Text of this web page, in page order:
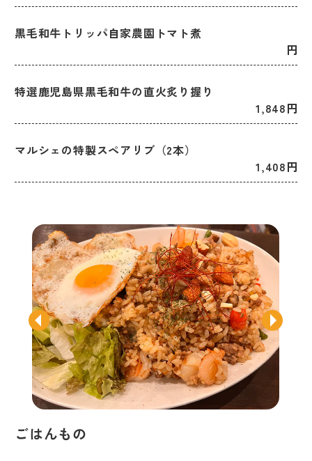
黒毛和牛トリッパ自家農園トマト煮
円
特選鹿児島県黒毛和牛の直火炙り握り
1,848円
マルシェの特製スペアリブ（2本）
1,408円
ごはんもの